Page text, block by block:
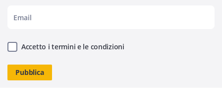
Accetto i termini e le condizioni